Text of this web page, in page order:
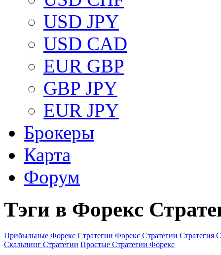
USD JPY
USD CAD
EUR GBP
GBP JPY
EUR JPY
Брокеры
Карта
Форум
Тэги в Форекс
Прибыльные Форекс Стратегии Форекс Стратегии Стратегия
Скальпинг Стратегии Простые Стратегии Форекс